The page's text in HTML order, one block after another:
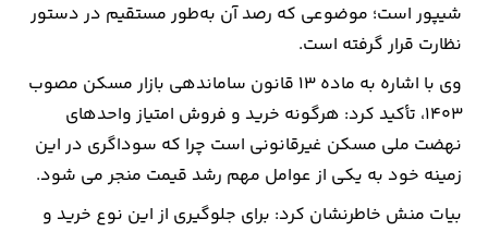
شیپور است؛ موضوعی که رصد آن به‌طور مستقیم در دستور
نظارت قرار گرفته است.
وی با اشاره به ماده ۱۳ قانون ساماندهی بازار مسکن مصوب
۱۴۰۳، تأکید کرد: هرگونه خرید و فروش امتیاز واحدهای
نهضت ملی مسکن غیرقانونی است چرا که سوداگری در این
زمینه خود به یکی از عوامل مهم رشد قیمت منجر می شود.
بیات منش خاطرنشان کرد: برای جلوگیری از این نوع خرید و